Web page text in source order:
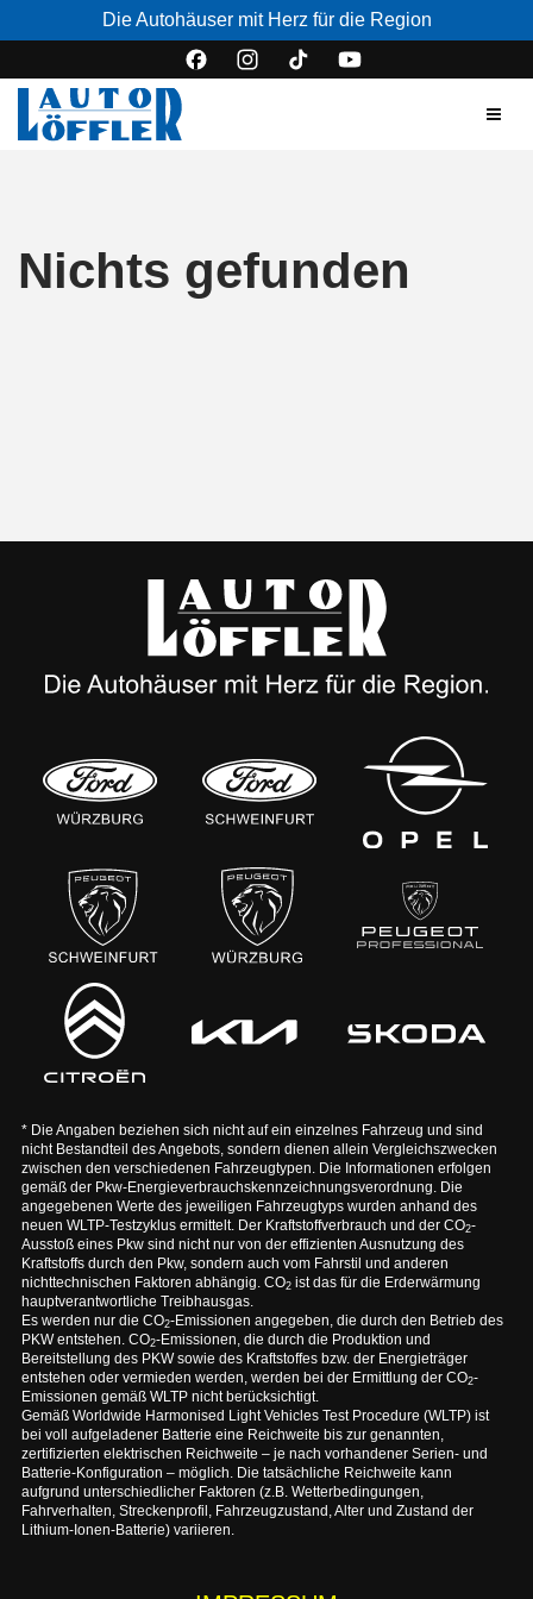
Die Autohäuser mit Herz für die Region
Nichts gefunden
* Die Angaben beziehen sich nicht auf ein einzelnes Fahrzeug und sind
nicht Bestandteil des Angebots, sondern dienen allein Vergleichszwecken
zwischen den verschiedenen Fahrzeugtypen. Die Informationen erfolgen
gemäß der Pkw-Energieverbrauchskennzeichnungsverordnung. Die
angegebenen Werte des jeweiligen Fahrzeugtyps wurden anhand des
neuen WLTP-Testzyklus ermittelt. Der Kraftstoffverbrauch und der CO2-
Ausstoß eines Pkw sind nicht nur von der effizienten Ausnutzung des
Kraftstoffs durch den Pkw, sondern auch vom Fahrstil und anderen
nichttechnischen Faktoren abhängig. CO2ist das für die Erderwärmung
hauptverantwortliche Treibhausgas.
Es werden nur die CO2-Emissionen angegeben, die durch den Betrieb des
PKW entstehen. CO2-Emissionen, die durch die Produktion und
Bereitstellung des PKW sowie des Kraftstoffes bzw. der Energieträger
entstehen oder vermieden werden, werden bei der Ermittlung der CO2-
Emissionen gemäß WLTP nicht berücksichtigt.
Gemäß Worldwide Harmonised Light Vehicles Test Procedure (WLTP) ist
bei voll aufgeladener Batterie eine Reichweite bis zur genannten,
zertifizierten elektrischen Reichweite – je nach vorhandener Serien- und
Batterie-Konfiguration – möglich. Die tatsächliche Reichweite kann
aufgrund unterschiedlicher Faktoren (z.B. Wetterbedingungen,
Fahrverhalten, Streckenprofil, Fahrzeugzustand, Alter und Zustand der
Lithium-Ionen-Batterie) variieren.